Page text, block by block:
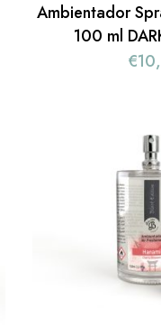
Ambientador
100 ml
€